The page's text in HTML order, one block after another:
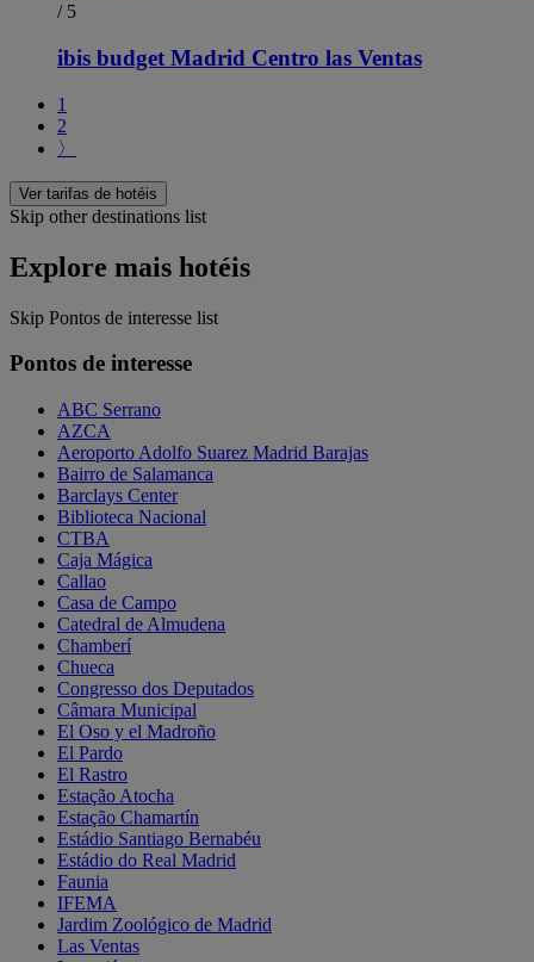
/ 5
ibis budget Madrid Centro las Ventas
1
2
〉
Ver tarifas de hotéis
Skip other destinations list
Explore mais hotéis
Skip Pontos de interesse list
Pontos de interesse
ABC Serrano
AZCA
Aeroporto Adolfo Suarez Madrid Barajas
Bairro de Salamanca
Barclays Center
Biblioteca Nacional
CTBA
Caja Mágica
Callao
Casa de Campo
Catedral de Almudena
Chamberí
Chueca
Congresso dos Deputados
Câmara Municipal
El Oso y el Madroño
El Pardo
El Rastro
Estação Atocha
Estação Chamartín
Estádio Santiago Bernabéu
Estádio do Real Madrid
Faunia
IFEMA
Jardim Zoológico de Madrid
Las Ventas